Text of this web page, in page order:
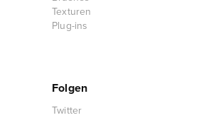
Texturen
Plug-ins
Folgen
Twitter